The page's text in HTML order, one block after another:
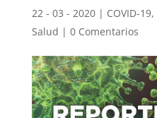
22 - 03 - 2020| COVID-19,
Salud | 0 Comentarios